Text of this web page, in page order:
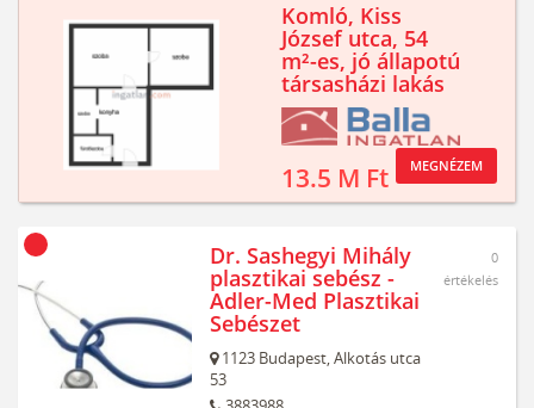
Komló, Kiss
József utca, 54
m²-es, jó állapotú
társasházi lakás
13.5 M Ft MEGNÉZEM
Dr. Sashegyi Mihály
plasztikai sebész -
Adler-Med Plasztikai
Sebészet
1123 Budapest,Alkotás utca
53
0
értékelés